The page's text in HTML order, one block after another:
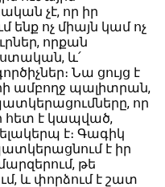
չէ, որ իր
ոչ միայն կամ ոչ
որքան
և՛
Նա ցույց է
ամբողջ պալիտրան,
որ
հետ է կապված,
է։ Գագիկ
է իր
թե
և փորձում է շատ